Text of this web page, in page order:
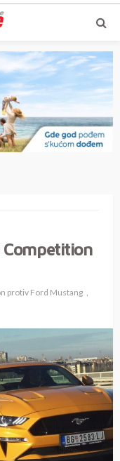
Competition
protiv Ford Mustang